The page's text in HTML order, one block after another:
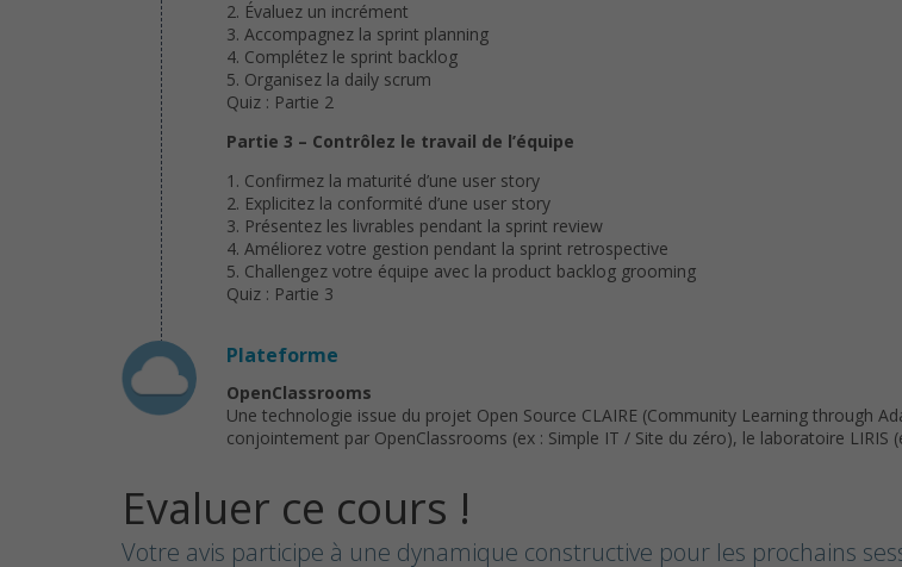
2. Évaluez un incrément
3. Accompagnez la sprint planning
4. Complétez le sprint backlog
5. Organisez la daily scrum
Quiz : Partie 2
Partie 3 – Contrôlez le travail de l’équipe
1. Confirmez la maturité d’une user story
2. Explicitez la conformité d’une user story
3. Présentez les livrables pendant la sprint review
4. Améliorez votre gestion pendant la sprint retrospective
5. Challengez votre équipe avec la product backlog grooming
Quiz : Partie 3
Plateforme
OpenClassrooms
Une technologie issue du projet Open Source CLAIRE (Community Learning through
conjointement par OpenClassrooms (ex : Simple IT / Site du zéro), le laboratoire LIRIS
Evaluer ce cours !
Votre avis participe à une dynamique constructive pour les prochains